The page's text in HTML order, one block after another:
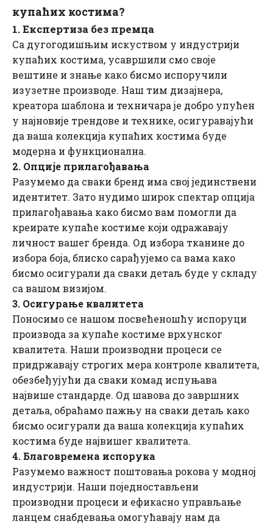
купаћих костима?
1. Експертиза без премца
Са дугогодишњим искуством у индустрији
купаћих костима, усавршили смо своје
вештине и знање како бисмо испоручили
изузетне производе. Наш тим дизајнера,
креатора шаблона и техничара је добро упућен
у најновије трендове и технике, осигуравајући
да ваша колекција купаћих костима буде
модерна и функционална.
2. Опције прилагођавања
Разумемо да сваки бренд има свој јединствени
идентитет. Зато нудимо широк спектар опција
прилагођавања како бисмо вам помогли да
креирате купаће костиме који одражавају
личност вашег бренда. Од избора тканине до
избора боја, блиско сарађујемо са вама како
бисмо осигурали да сваки детаљ буде у складу
са вашом визијом.
3. Осигурање квалитета
Поносимо се нашом посвећеношћу испоруци
производа за купаће костиме врхунског
квалитета. Наши производни процеси се
придржавају строгих мера контроле квалитета,
обезбеђујући да сваки комад испуњава
највише стандарде. Од шавова до завршних
детаља, обраћамо пажњу на сваки детаљ како
бисмо осигурали да ваша колекција купаћих
костима буде највишег квалитета.
4. Благовремена испорука
Разумемо важност поштовања рокова у модној
индустрији. Наши поједностављени
производни процеси и ефикасно управљање
ланцем снабдевања омогућавају нам да